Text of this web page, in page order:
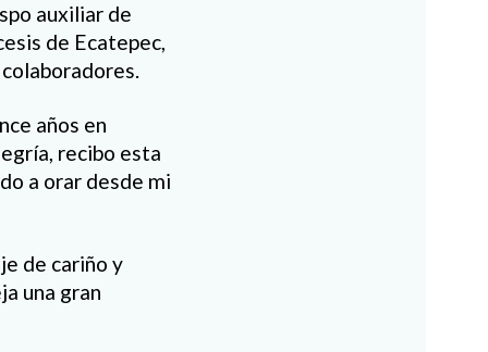
auxiliar de
de Ecatepec,
años en
recibo esta
a orar desde mi
de cariño y
una gran